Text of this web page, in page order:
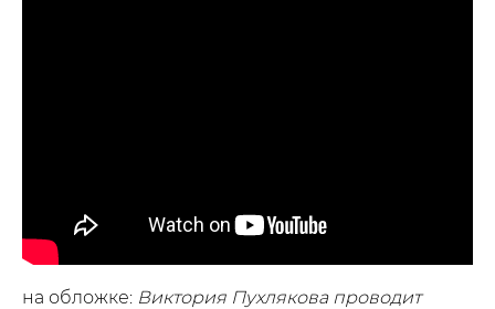
на обложке: Виктория Пухлякова проводит